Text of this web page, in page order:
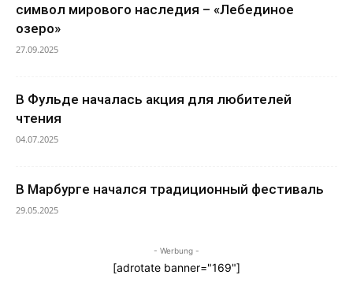
символ мирового наследия – «Лебединое
озеро»
27.09.2025
В Фульде началась акция для любителей
чтения
04.07.2025
В Марбурге начался традиционный фестиваль
29.05.2025
- Werbung -
[adrotate banner="169"]